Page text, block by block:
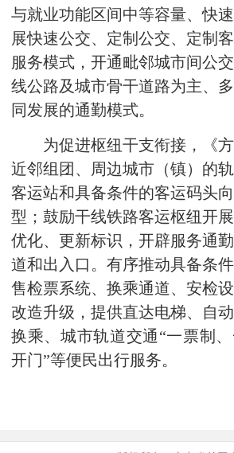
与就业功能区间中等容量、快
展快速公交、定制公交、定制
服务模式，开通毗邻城市间公
线公路及城市骨干道路为主、
同发展的通勤模式。
为促进枢纽干支衔接，《方
近邻组团、周边城市（镇）的
客运站和具备条件的客运码头
型；鼓励干线铁路客运枢纽开
优化、更新标识，开辟服务通
道和出入口。有序推动具备条
售检票系统、换乘通道、安检
改造升级，提供直达电梯、自
换乘、城市轨道交通“一票制
开门”等便民出行服务。